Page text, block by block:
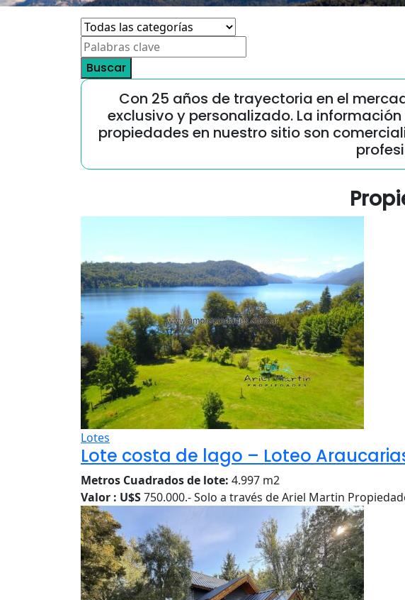
Buscar
Con 25 años de trayectoria en el
exclusivo y personalizado. La
propiedades en nuestro sitio son
Lotes
Lote costa de lago – Loteo
Metros Cuadrados de lote: 4.997 m2
Valor : U$S750.000.- Solo a través de Ariel Martin